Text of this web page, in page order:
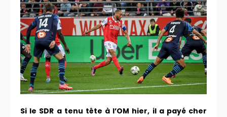
Si le SDR a tenu tête à l’OM hier, il a payé cher